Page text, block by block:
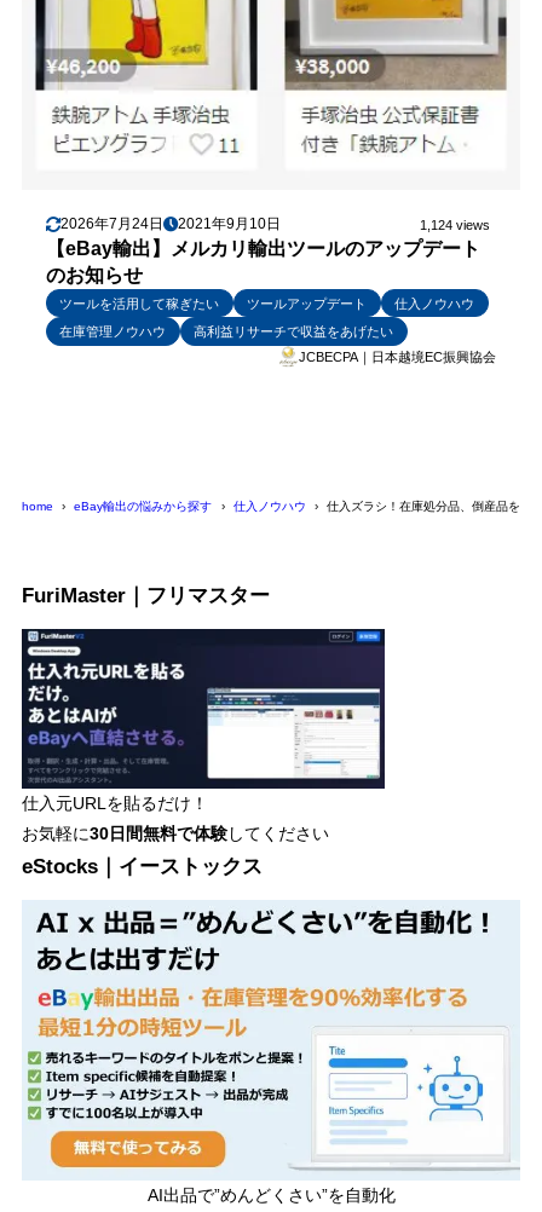
2026年7月24日 2021年9月10日 1,124 views
【eBay輸出】メルカリ輸出ツールのアップデート
のお知らせ
ツールを活用して稼ぎたい ツールアップデート
仕入ノウハウ
在庫管理ノウハウ
高利益リサーチで収益をあげたい
JCBECPA｜日本越境EC振興協会
home eBay輸出の悩みから探す 仕入ノウハウ 仕入ズラシ！在庫処分品、倒産品をメ
FuriMaster｜フリマスター
仕入元URLを貼るだけ！
お気軽に30日間無料で体験してください
eStocks｜イーストックス
AI出品で”めんどくさい”を自動化